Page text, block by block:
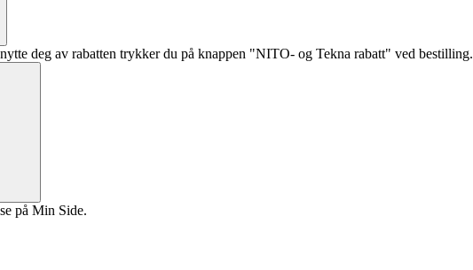
deg av rabatten trykker du på knappen "NITO- og Tekna rabatt" ved bestilling.
på Min Side.